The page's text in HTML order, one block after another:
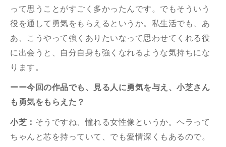
って思うことがすごく多かったんです。でもそういう
役を通して勇気をもらえるというか。私生活でも、あ
あ、こうやって強くありたいなって思わせてくれる役
に出会うと、自分自身も強くなれるような気持ちにな
ります。
ーー今回の作品でも、見る人に勇気を与え、小芝さん
も勇気をもらえた？
小芝： そうですね、憧れる女性像というか。ヘラって
ちゃんと芯を持っていて、でも愛情深くもあるので。